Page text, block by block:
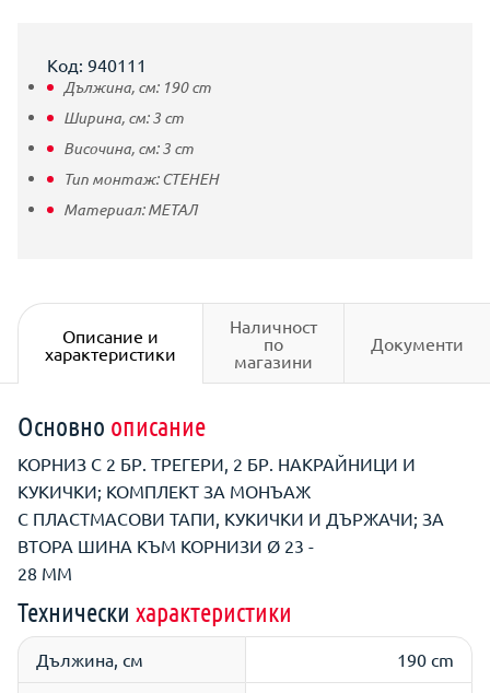
Код: 940111
Дължина, см: 190cm
Ширина, см:3 cm
Височина, см:3 cm
Тип монтаж:СТЕНЕН
Материал:МЕТАЛ
Описание и
характеристики
Наличност
по
магазини
Документи
Основно описание
КОРНИЗ С 2 БР. ТРЕГЕРИ, 2 БР. НАКРАЙНИЦИ И
КУКИЧКИ; КОМПЛЕКТ ЗА МОНЪАЖ
С ПЛАСТМАСОВИ ТАПИ, КУКИЧКИ И ДЪРЖАЧИ; ЗА
ВТОРА ШИНА КЪМ КОРНИЗИ Ø 23 -
28 ММ
Технически характеристики
Дължина, см 190 cm